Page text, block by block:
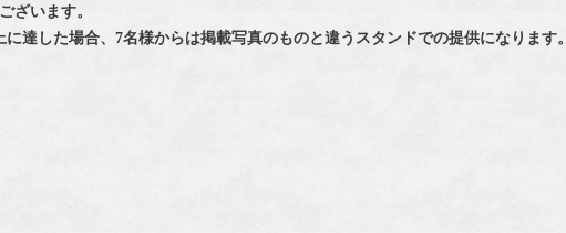
ざいます。
に達した場合、7名様からは掲載写真のものと違うスタンドでの提供になります。